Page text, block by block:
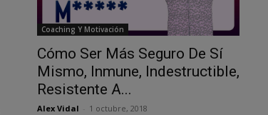
Coaching Y Motivación
Cómo Ser Más Seguro De Sí
Mismo, Inmune, Indestructible,
Resistente A...
Alex Vidal 1 octubre, 2018